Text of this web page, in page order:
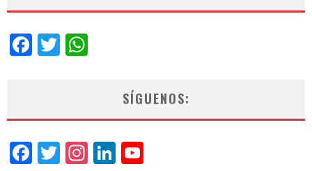
Facebook
Twitter
SÍGUENOS:
Facebook
Twitter
Instagram
LinkedIn